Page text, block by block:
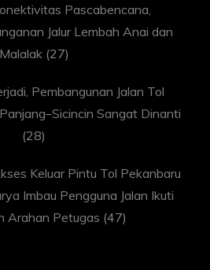
Pascabencana,
Jalur Lembah Anai dan
Malalak (27)
Pembangunan Jalan Tol
Sangat Dinanti
(28)
Keluar Pintu Tol Pekanbaru
Imbau Pengguna Jalan Ikuti
Arahan Petugas (47)